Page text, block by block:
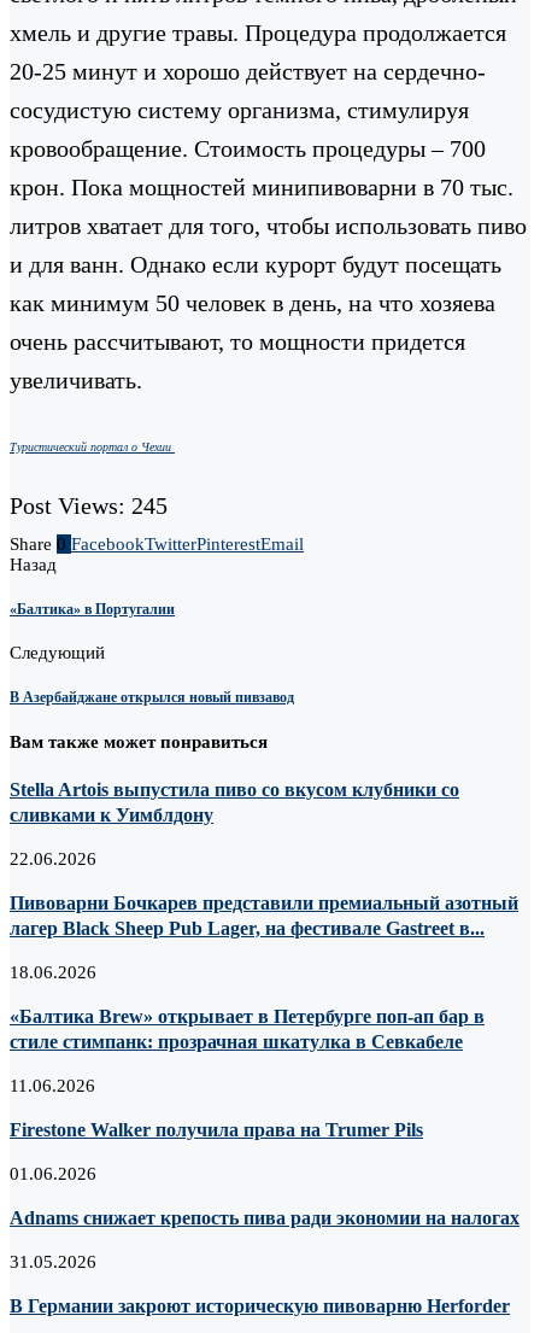
хмель и другие травы. Процедура продолжается
20-25 минут и хорошо действует на сердечно-
сосудистую систему организма, стимулируя
кровообращение. Стоимость процедуры – 700
крон. Пока мощностей минипивоварни в 70 тыс.
литров хватает для того, чтобы использовать пиво
и для ванн. Однако если курорт будут посещать
как минимум 50 человек в день, на что хозяева
очень рассчитывают, то мощности придется
увеличивать.
Туристический портал о Чехии
Post Views: 245
Share 0 FacebookTwitterPinterestEmail
Назад
«Балтика» в Португалии
Следующий
В Азербайджане открылся новый пивзавод
Вам также может понравиться
Stella Artois выпустила пиво со вкусом клубники со
сливками к Уимблдону
22.06.2026
Пивоварни Бочкарев представили премиальный азотный
лагер Black Sheep Pub Lager, на фестивале Gastreet в...
18.06.2026
«Балтика Brew» открывает в Петербурге поп-ап бар в
стиле стимпанк: прозрачная шкатулка в Севкабеле
11.06.2026
Firestone Walker получила права на Trumer Pils
01.06.2026
Adnams снижает крепость пива ради экономии на налогах
31.05.2026
В Германии закроют историческую пивоварню Herforder